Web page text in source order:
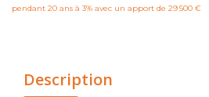
pendant 20 ans à 3% avec un apport de 29 500 €
Description